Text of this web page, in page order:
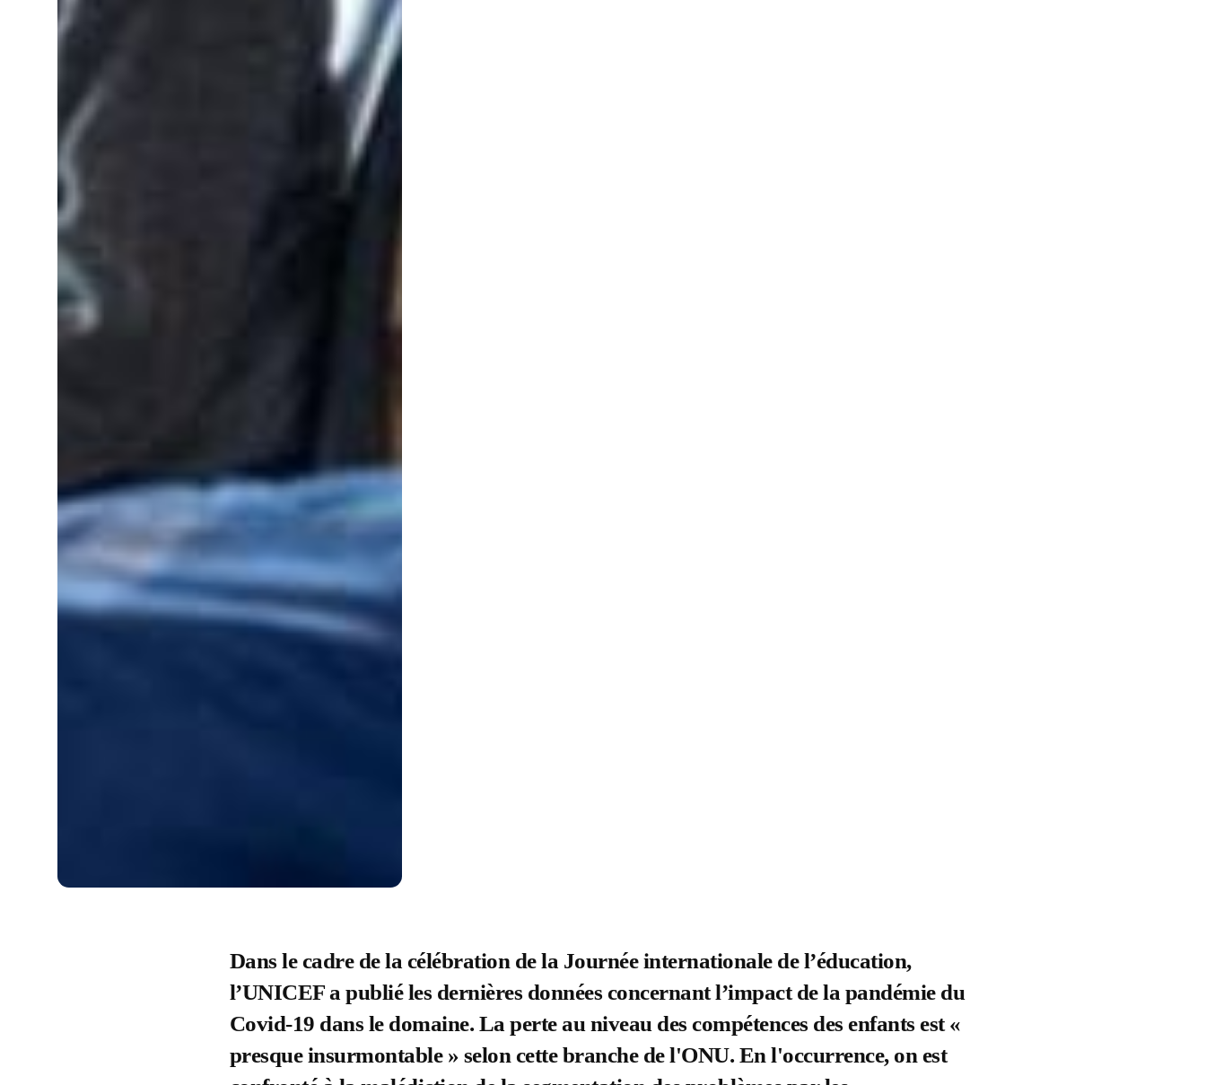
Dans le cadre de la célébration de la Journée internationale de l’éducation,
l’UNICEF a publié les dernières données concernant l’impact de la pandémie du
Covid-19 dans le domaine. La perte au niveau des compétences des enfants est «
presque insurmontable » selon cette branche de l'ONU. En l'occurrence, on est